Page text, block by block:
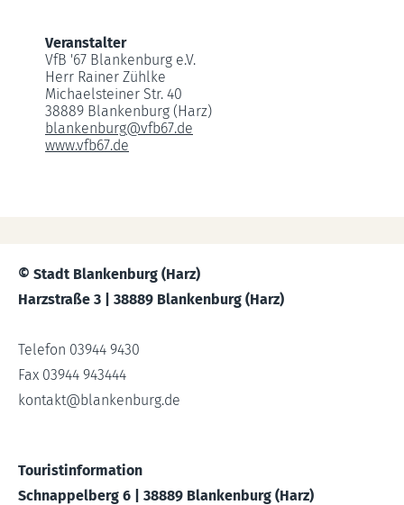
Veranstalter
VfB '67 Blankenburg e.V.
Herr Rainer Zühlke
Michaelsteiner Str. 40
38889 Blankenburg (Harz)
blankenburg@vfb67.de
www.vfb67.de
© Stadt Blankenburg (Harz)
Harzstraße 3 | 38889 Blankenburg (Harz)
Telefon 03944 9430
Fax 03944 943444
kontakt@blankenburg.de
Touristinformation
Schnappelberg 6 | 38889 Blankenburg (Harz)